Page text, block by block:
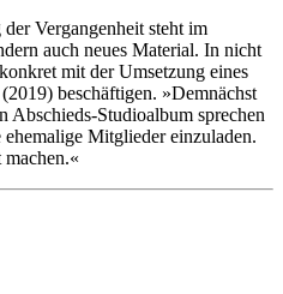
Vergangenheit steht im
auch neues Material. In nicht
mit der Umsetzung eines
(2019) beschäftigen. »Demnächst
Studioalbum sprechen
Mitglieder einzuladen.